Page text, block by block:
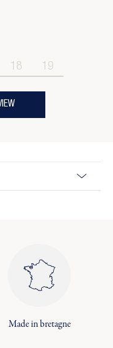
18 19
Made in bretagne